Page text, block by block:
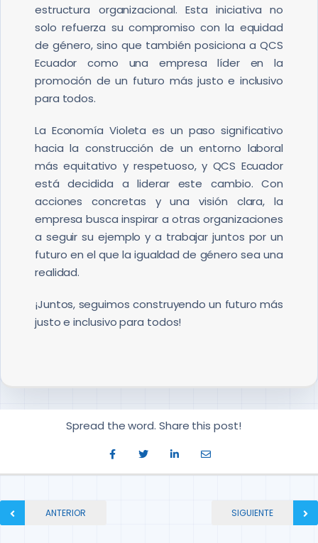
estructura organizacional. Esta iniciativa no
solo refuerza su compromiso con la equidad
de género, sino que también posiciona a QCS
Ecuador como una empresa líder en la
promoción de un futuro más justo e inclusivo
para todos.
La Economía Violeta es un paso significativo
hacia la construcción de un entorno laboral
más equitativo y respetuoso, y QCS Ecuador
está decidida a liderar este cambio. Con
acciones concretas y una visión clara, la
empresa busca inspirar a otras organizaciones
a seguir su ejemplo y a trabajar juntos por un
futuro en el que la igualdad de género sea una
realidad.
¡Juntos, seguimos construyendo un futuro más
justo e inclusivo para todos!
Spread the word. Share this post!
ANTERIOR SIGUIENTE